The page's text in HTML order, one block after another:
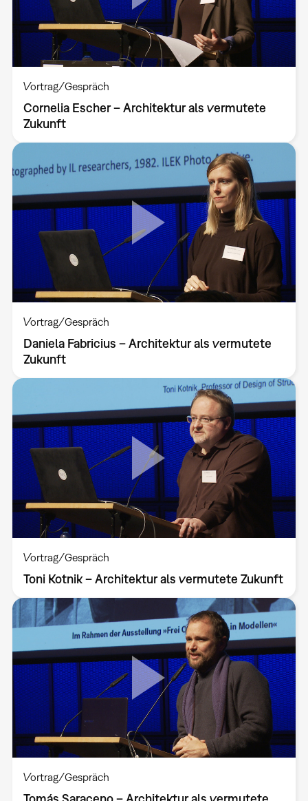
Vortrag/Gespräch
Cornelia Escher – Architektur als vermutete
Zukunft
Vortrag/Gespräch
Daniela Fabricius – Architektur als vermutete
Zukunft
Vortrag/Gespräch
Toni Kotnik – Architektur als vermutete Zukunft
Vortrag/Gespräch